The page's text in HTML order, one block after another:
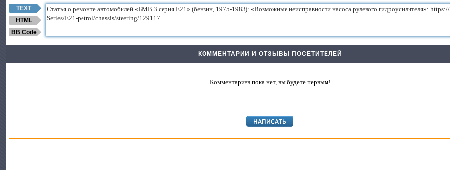
TEXT
HTML
BB Code
КОММЕНТАРИИ И ОТЗЫВЫ ПОСЕТИТЕЛЕЙ
Комментариев пока нет, вы будете первым!